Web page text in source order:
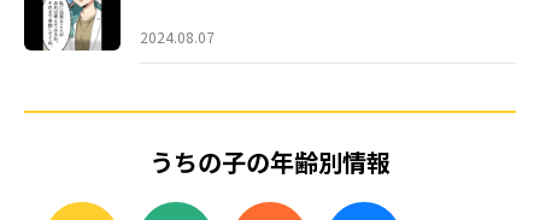
2024.08.07
うちの子の年齢別情報